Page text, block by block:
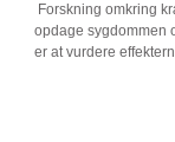
Forskning omkring
opdage sygdommen
er at vurdere